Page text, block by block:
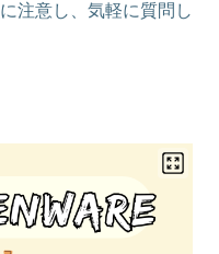
に注意し、気軽に質問し